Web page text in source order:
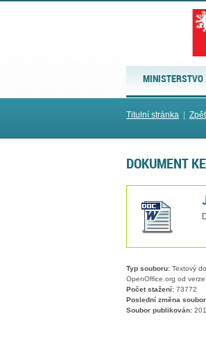
MINISTERSTVO
Titulní stránka Zpět
DOKUMENT
Typ souboru: Textový
OpenOffice.org od verze
Počet stažení: 73772
Poslední změna
Soubor publikován: